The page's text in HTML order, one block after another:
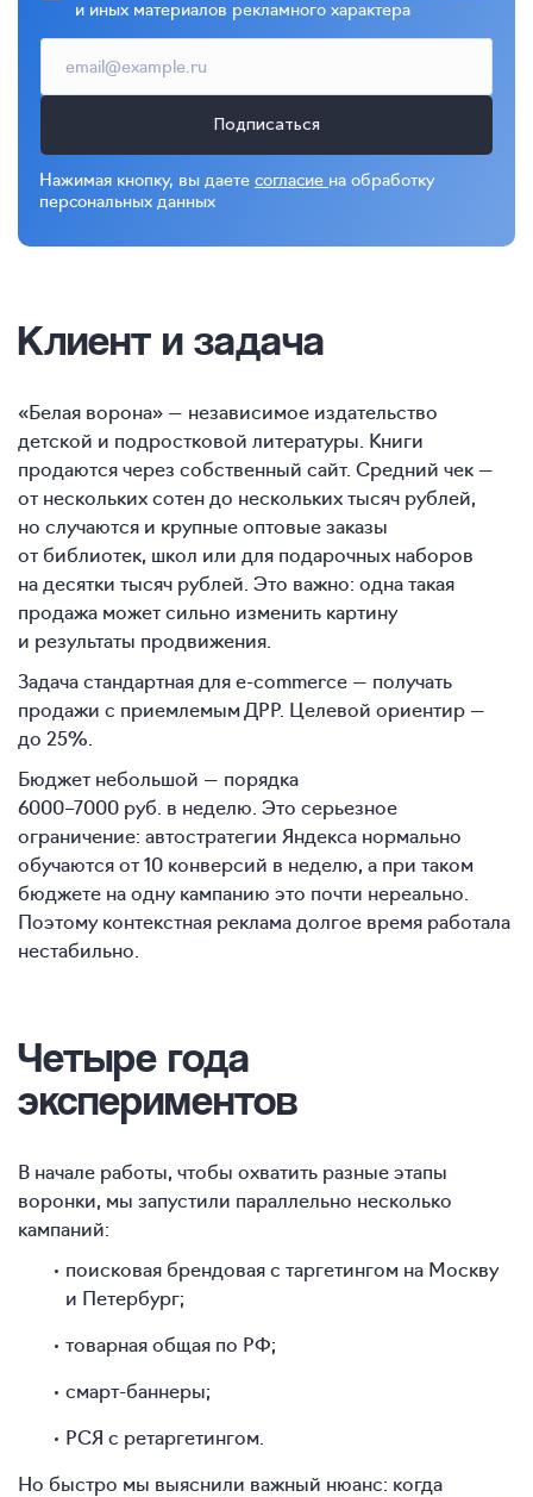
и иных материалов рекламного характера
Подписаться
Нажимая кнопку, вы даете согласие на обработку
персональных данных
Клиент и задача
«Белая ворона» — независимое издательство
детской и подростковой литературы. Книги
продаются через собственный сайт. Средний чек —
от нескольких сотен до нескольких тысяч рублей,
но случаются и крупные оптовые заказы
от библиотек, школ или для подарочных наборов
на десятки тысяч рублей. Это важно: одна такая
продажа может сильно изменить картину
и результаты продвижения.
Задача стандартная для e-commerce — получать
продажи с приемлемым ДРР. Целевой ориентир —
до 25%.
Бюджет небольшой — порядка
6000–7000 руб. в неделю. Это серьезное
ограничение: автостратегии Яндекса нормально
обучаются от 10 конверсий в неделю, а при таком
бюджете на одну кампанию это почти нереально.
Поэтому контекстная реклама долгое время работала
нестабильно.
Четыре года
экспериментов
В начале работы, чтобы охватить разные этапы
воронки, мы запустили параллельно несколько
кампаний:
поисковая брендовая с таргетингом на Москву
и Петербург;
товарная общая по РФ;
смарт-баннеры;
РСЯ с ретаргетингом.
Но быстро мы выяснили важный нюанс: когда